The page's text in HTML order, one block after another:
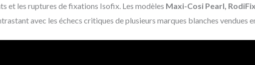
et les ruptures de fixations Isofix. Les modèles Maxi-Cosi Pearl,
avec les échecs critiques de plusieurs marques blanches vendues